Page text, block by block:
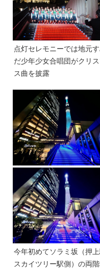
点灯セレモニーでは地元
だ少年少女合唱団がクリ
ス曲を披露
今年初めてソラミ坂（押
スカイツリー駅側）の両